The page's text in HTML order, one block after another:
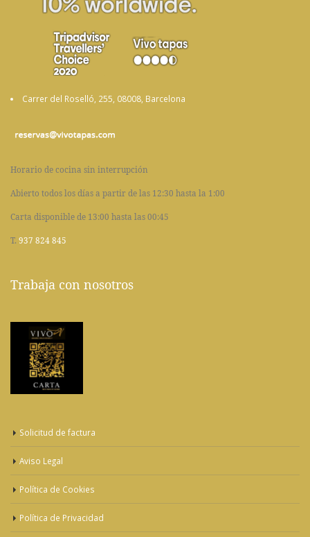
Carrer del Roselló, 255, 08008, Barcelona
Horario de cocina sin interrupción
Abierto todos los días a partir de las 12:30 hasta la 1:00
Carta disponible de 13:00 hasta las 00:45
T. 937 824 845
Trabaja con nosotros
Solicitud de factura
Aviso Legal
Política de Cookies
Política de Privacidad